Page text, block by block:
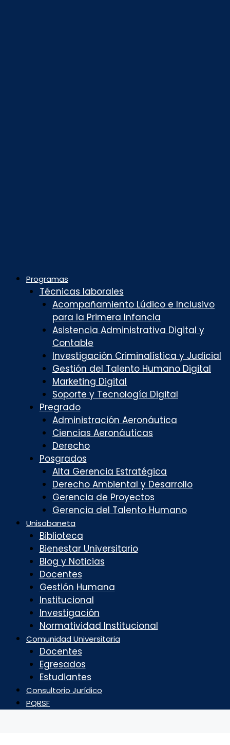
Programas
Técnicas laborales
Acompañamiento Lúdico e Inclusivo
para la Primera Infancia
Asistencia Administrativa Digital y
Contable
Investigación Criminalística y Judicial
Gestión del Talento Humano Digital
Marketing Digital
Soporte y Tecnología Digital
Pregrado
Administración Aeronáutica
Ciencias Aeronáuticas
Derecho
Posgrados
Alta Gerencia Estratégica
Derecho Ambiental y Desarrollo
Gerencia de Proyectos
Gerencia del Talento Humano
Unisabaneta
Biblioteca
Bienestar Universitario
Blog y Noticias
Docentes
Gestión Humana
Institucional
Investigación
Normatividad Institucional
Comunidad Universitaria
Docentes
Egresados
Estudiantes
Consultorio Jurídico
PQRSF